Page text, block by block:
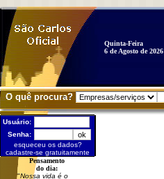
Quinta-Feira
6 de Agosto de 2026
O quê procura?
Usuário:
Senha:
esqueceu os dados?
cadastre-se gratuitamente
Pensamento
do dia:
"Nossa vida é o